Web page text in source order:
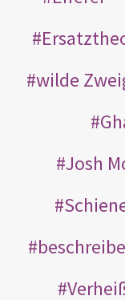
wilde
Josh